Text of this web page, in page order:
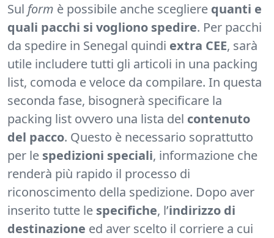
Sul form è possibile anche scegliere quanti e
quali pacchi si vogliono spedire. Per pacchi
da spedire in Senegal quindi extra CEE, sarà
utile includere tutti gli articoli in una packing
list, comoda e veloce da compilare. In questa
seconda fase, bisognerà specificare la
packing list ovvero una lista del contenuto
del pacco. Questo è necessario soprattutto
per le spedizioni speciali, informazione che
renderà più rapido il processo di
riconoscimento della spedizione. Dopo aver
inserito tutte le specifiche, l’indirizzo di
destinazione ed aver scelto il corriere a cui